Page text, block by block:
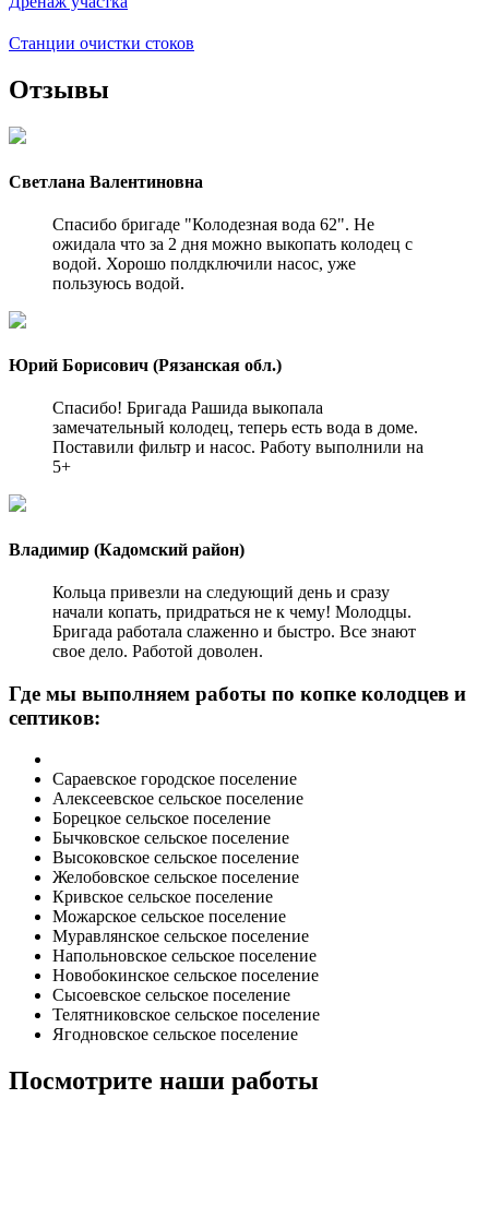
Станции очистки стоков
Отзывы
Светлана Валентиновна
Спасибо бригаде "Колодезная вода 62". Не
ожидала что за 2 дня можно выкопать колодец с
водой. Хорошо полдключили насос, уже
пользуюсь водой.
Юрий Борисович (Рязанская обл.)
Спасибо! Бригада Рашида выкопала
замечательный колодец, теперь есть вода в доме.
Поставили фильтр и насос. Работу выполнили на
5+
Владимир (Кадомский район)
Кольца привезли на следующий день и сразу
начали копать, придраться не к чему! Молодцы.
Бригада работала слаженно и быстро. Все знают
свое дело. Работой доволен.
Где мы выполняем работы по копке колодцев и
септиков:
Сараевское городское поселение
Алексеевское сельское поселение
Борецкое сельское поселение
Бычковское сельское поселение
Высоковское сельское поселение
Желобовское сельское поселение
Кривское сельское поселение
Можарское сельское поселение
Муравлянское сельское поселение
Напольновское сельское поселение
Новобокинское сельское поселение
Сысоевское сельское поселение
Телятниковское сельское поселение
Ягодновское сельское поселение
Посмотрите наши работы